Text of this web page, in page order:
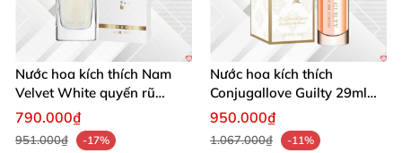
Nước hoa kích thích Nam
Velvet White quyến rũ
mạnh chai lớn
790.000₫
951.000₫
-17%
Nước hoa kích thích
Conjugallove Guilty 29ml
Pheromone Tăng khoái cảm
950.000₫
1.067.000₫
-11%